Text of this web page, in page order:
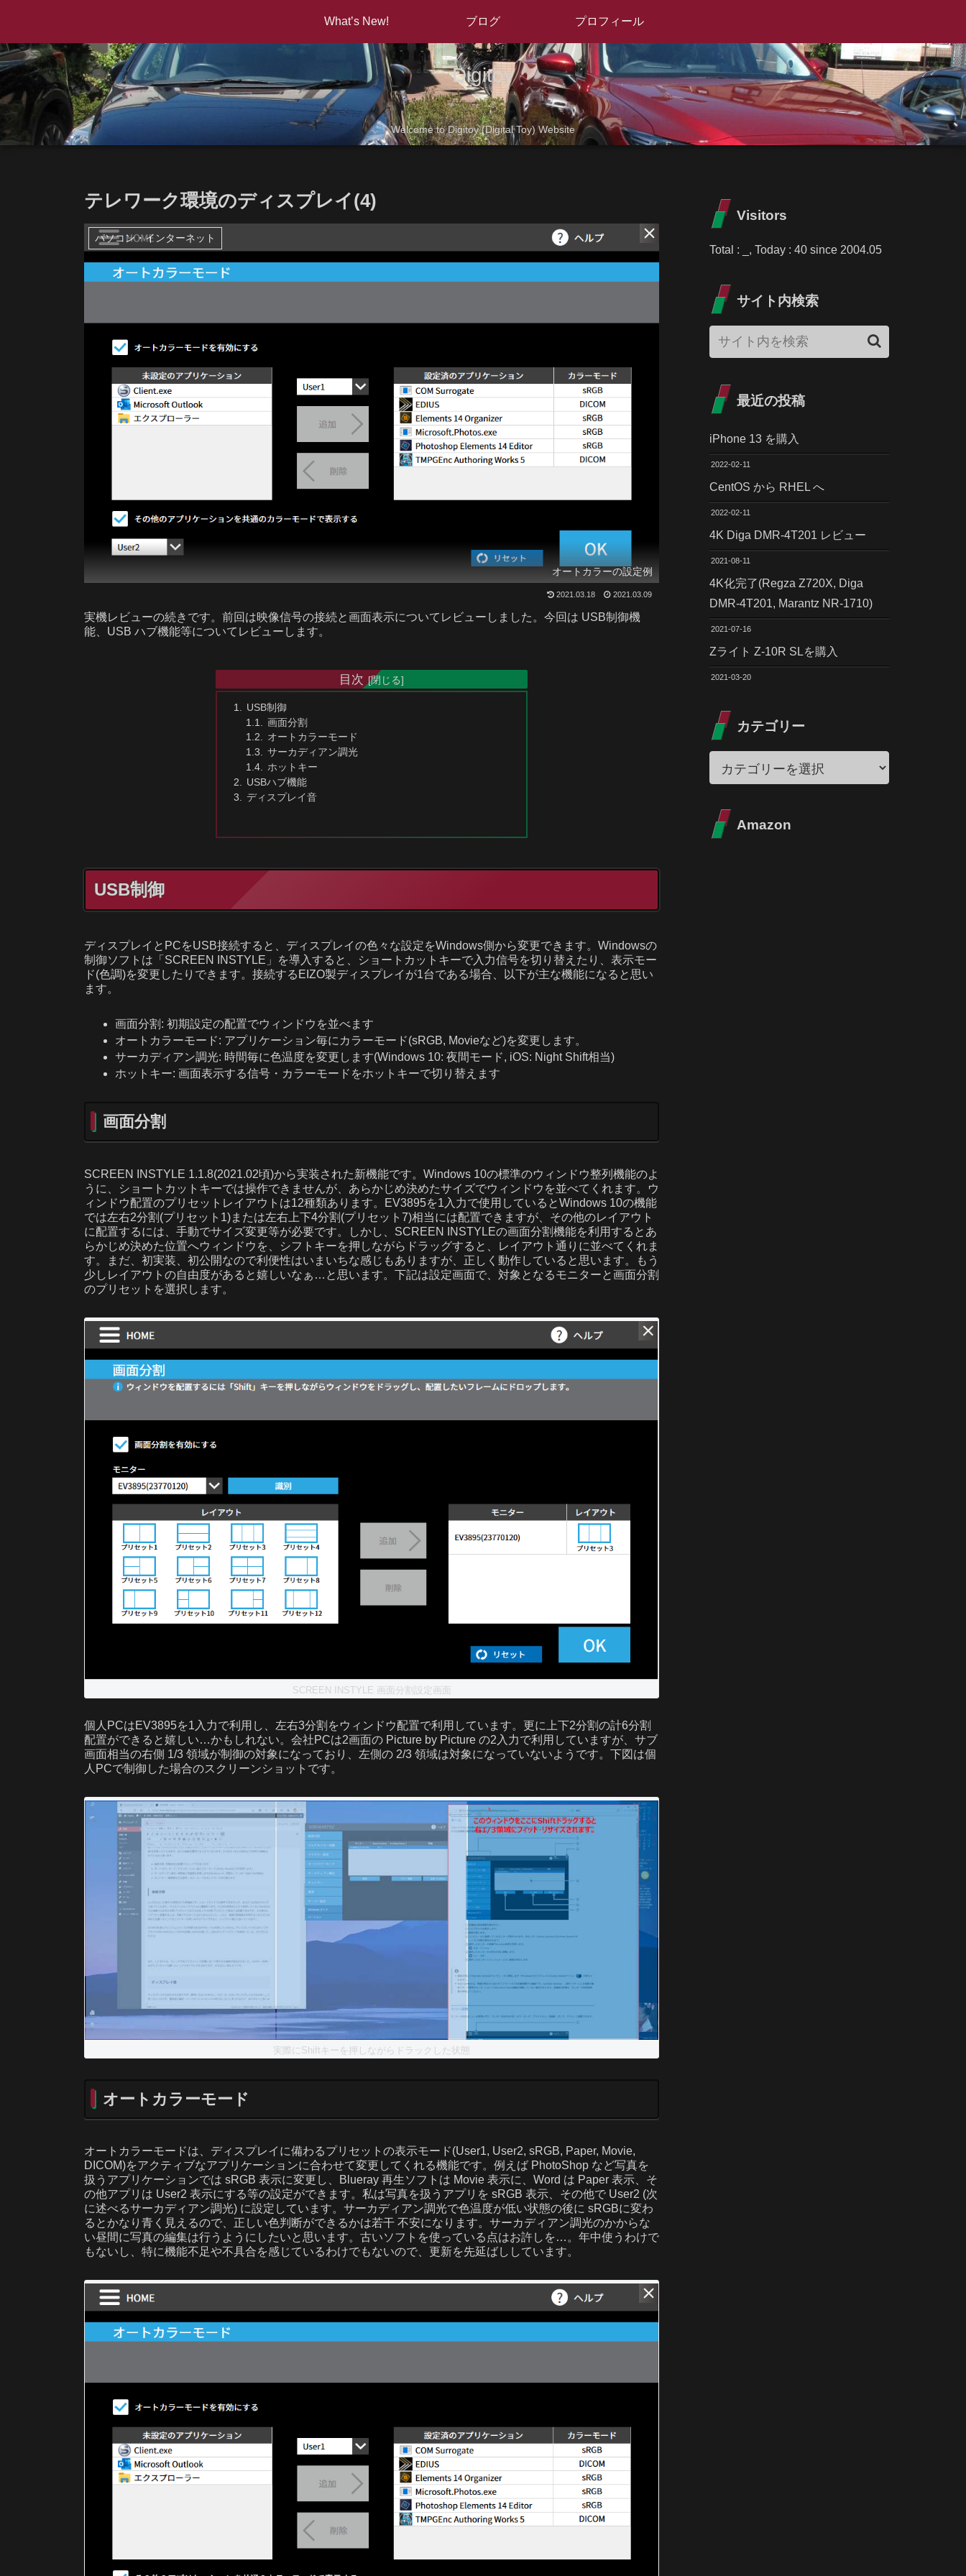
Digitoy
Welcome to Digitoy (Digital Toy) Website
What’s New! ブログ プロフィール
テレワーク環境のディスプレイ(4)
パソコン・インターネット
オートカラーの設定例
2021.03.18 2021.03.09
実機レビューの続きです。前回は映像信号の接続と画面表示についてレビューしました。今回は USB制御機
能、USB ハブ機能等についてレビューします。
目次
USB制御
画面分割
オートカラーモード
サーカディアン調光
ホットキー
USBハブ機能
ディスプレイ音
USB制御
ディスプレイとPCをUSB接続すると、ディスプレイの色々な設定をWindows側から変更できます。Windowsの
制御ソフトは「SCREEN INSTYLE」を導入すると、ショートカットキーで入力信号を切り替えたり、表示モー
ド(色調)を変更したりできます。接続するEIZO製ディスプレイが1台である場合、以下が主な機能になると思い
ます。
画面分割: 初期設定の配置でウィンドウを並べます
オートカラーモード: アプリケーション毎にカラーモード(sRGB, Movieなど)を変更します。
サーカディアン調光: 時間毎に色温度を変更します(Windows 10: 夜間モード, iOS: Night Shift相当)
ホットキー: 画面表示する信号・カラーモードをホットキーで切り替えます
画面分割
SCREEN INSTYLE 1.1.8(2021.02頃)から実装された新機能です。Windows 10の標準のウィンドウ整列機能のよ
うに、ショートカットキーでは操作できませんが、あらかじめ決めたサイズでウィンドウを並べてくれます。ウ
ィンドウ配置のプリセットレイアウトは12種類あります。EV3895を1入力で使用しているとWindows 10の機能
では左右2分割(プリセット1)または左右上下4分割(プリセット7)相当には配置できますが、その他のレイアウト
に配置するには、手動でサイズ変更等が必要です。しかし、SCREEN INSTYLEの画面分割機能を利用するとあ
らかじめ決めた位置へウィンドウを、シフトキーを押しながらドラッグすると、レイアウト通りに並べてくれま
す。まだ、初実装、初公開なので利便性はいまいちな感じもありますが、正しく動作していると思います。もう
少しレイアウトの自由度があると嬉しいなぁ…と思います。下記は設定画面で、対象となるモニターと画面分割
のプリセットを選択します。
SCREEN INSTYLE 画面分割設定画面
個人PCはEV3895を1入力で利用し、左右3分割をウィンドウ配置で利用しています。更に上下2分割の計6分割
配置ができると嬉しい…かもしれない。会社PCは2画面の Picture by Picture の2入力で利用していますが、サブ
画面相当の右側 1/3 領域が制御の対象になっており、左側の 2/3 領域は対象になっていないようです。下図は個
人PCで制御した場合のスクリーンショットです。
実際にShiftキーを押しながらドラックした状態
オートカラーモード
オートカラーモードは、ディスプレイに備わるプリセットの表示モード(User1, User2, sRGB, Paper, Movie,
DICOM)をアクティブなアプリケーションに合わせて変更してくれる機能です。例えば PhotoShop など写真を
扱うアプリケーションでは sRGB 表示に変更し、Blueray 再生ソフトは Movie 表示に、Word は Paper 表示、そ
の他アプリは User2 表示にする等の設定ができます。私は写真を扱うアプリを sRGB 表示、その他で User2 (次
に述べるサーカディアン調光) に設定しています。サーカディアン調光で色温度が低い状態の後に sRGBに変わ
るとかなり青く見えるので、正しい色判断ができるかは若干 不安になります。サーカディアン調光のかからな
い昼間に写真の編集は行うようにしたいと思います。古いソフトを使っている点はお許しを…。年中使うわけで
もないし、特に機能不足や不具合を感じているわけでもないので、更新を先延ばししています。
Visitors
Total : , Today : 40 since 2004.05
サイト内検索
最近の投稿
iPhone 13 を購入
2022-02-11
CentOS から RHEL へ
2022-02-11
4K Diga DMR-4T201 レビュー
2021-08-11
4K化完了(Regza Z720X, Diga
DMR-4T201, Marantz NR-1710)
2021-07-16
Zライト Z-10R SLを購入
2021-03-20
カテゴリー
Amazon